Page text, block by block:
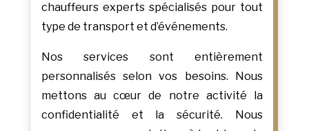
chauffeurs experts spécialisés pour tout
type de transport et d’événements.
Nos services sont entièrement
personnalisés selon vos besoins. Nous
mettons au cœur de notre activité la
confidentialité et la sécurité. Nous